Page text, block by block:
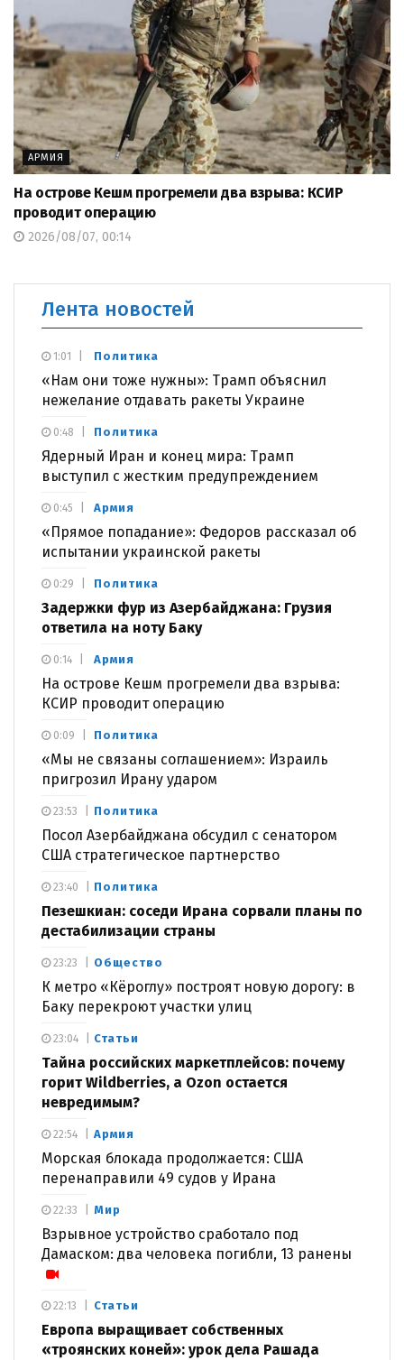
АРМИЯ
На острове Кешм прогремели два взрыва: КСИР
проводит операцию
2026/08/07, 00:14
Лента новостей
Политика
«Нам они тоже нужны»: Трамп объяснил
нежелание отдавать ракеты Украине
1:01
Политика
Ядерный Иран и конец мира: Трамп
выступил с жестким предупреждением
0:48
Армия
«Прямое попадание»: Федоров рассказал об
испытании украинской ракеты
0:45
Политика
Задержки фур из Азербайджана: Грузия
ответила на ноту Баку
0:29
Армия
На острове Кешм прогремели два взрыва:
КСИР проводит операцию
0:14
Политика
«Мы не связаны соглашением»: Израиль
пригрозил Ирану ударом
0:09
Политика
Посол Азербайджана обсудил с сенатором
США стратегическое партнерство
23:53
Политика
Пезешкиан: соседи Ирана сорвали планы по
дестабилизации страны
23:40
Общество
К метро «Кёроглу» построят новую дорогу: в
Баку перекроют участки улиц
23:23
Статьи
Тайна российских маркетплейсов: почему
горит Wildberries, а Ozon остается
невредимым?
23:04
Армия
Морская блокада продолжается: США
перенаправили 49 судов у Ирана
22:54
Мир
Взрывное устройство сработало под
Дамаском: два человека погибли, 13 ранены
22:33
Статьи
Европа выращивает собственных
«троянских коней»: урок дела Рашада
22:13